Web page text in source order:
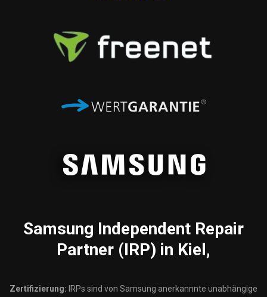
Samsung Independent Repair
Partner (IRP) in Kiel,
Zertifizierung: IRPs sind von Samsung anerkannnte unabhängige